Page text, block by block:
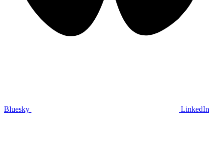
Bluesky LinkedIn